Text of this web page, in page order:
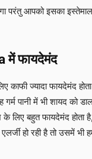
परंतु आपको इसका
में फायदेमंद
काफी ज्यादा फायदेमंद
गर्म पानी में भी शायद को
लिए बहुत फायदेमंद होता
हो रही है तो उसमें भी